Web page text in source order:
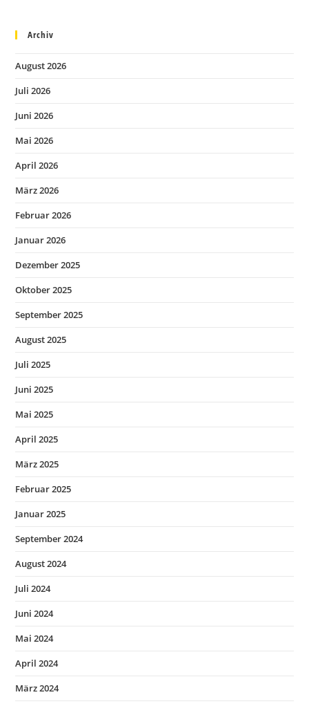
Archiv
August 2026
Juli 2026
Juni 2026
Mai 2026
April 2026
März 2026
Februar 2026
Januar 2026
Dezember 2025
Oktober 2025
September 2025
August 2025
Juli 2025
Juni 2025
Mai 2025
April 2025
März 2025
Februar 2025
Januar 2025
September 2024
August 2024
Juli 2024
Juni 2024
Mai 2024
April 2024
März 2024